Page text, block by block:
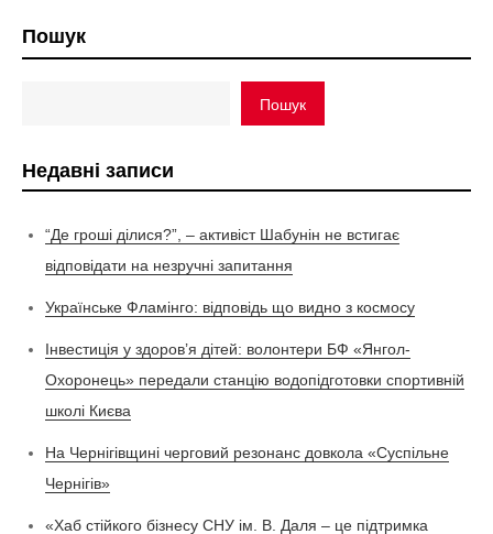
Пошук
Пошук
Недавні записи
“Де гроші ділися?”, – активіст Шабунін не встигає
відповідати на незручні запитання
Українське Фламінго: відповідь що видно з космосу
Інвестиція у здоров’я дітей: волонтери БФ «Янгол-
Охоронець» передали станцію водопідготовки спортивній
школі Києва
На Чернігівщині черговий резонанс довкола «Суспільне
Чернігів»
«Хаб стійкого бізнесу СНУ ім. В. Даля – це підтримка